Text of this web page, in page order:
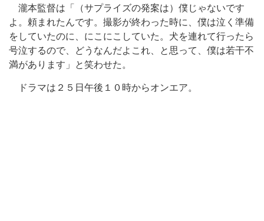
瀧本監督は「（サプライズの発案は）僕じゃないです
よ。頼まれたんです。撮影が終わった時に、僕は泣く準備
をしていたのに、にこにこしていた。犬を連れて行ったら
号泣するので、どうなんだよこれ、と思って、僕は若干不
満があります」と笑わせた。
ドラマは２５日午後１０時からオンエア。